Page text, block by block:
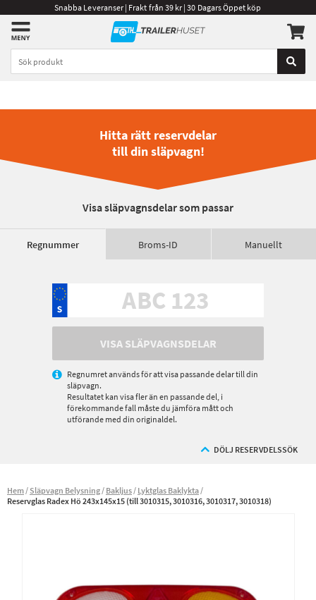
Snabba Leveranser | Frakt från 39 kr | 30 Dagars Öppet köp
Hitta rätt reservdelar
till din släpvagn!
Visa släpvagnsdelar som passar
Regnummer Broms-ID Manuellt
VISA SLÄPVAGNSDELAR
Regnumret används för att visa passande delar till din
släpvagn.
Resultatet kan visa fler än en passande del, i
förekommande fall måste du jämföra mått och
utförande med din originaldel.
DÖLJ RESERVDELSSÖK
Hem Släpvagn Belysning Bakljus Lyktglas Baklykta
Reservglas Radex Hö 243x145x15 (till 3010315, 3010316, 3010317, 3010318)